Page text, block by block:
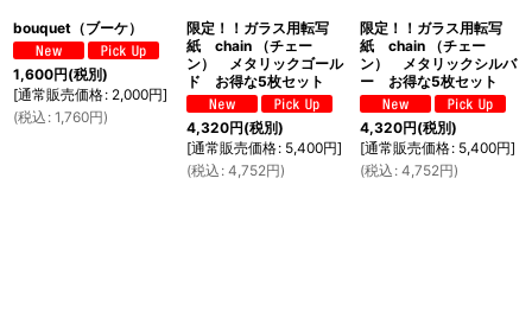
bouquet（ブーケ）
1,600円(税別)
[通常販売価格: 2,000円]
(税込 : 1,760円)
限定！！ガラス用転写
紙 chain （チェー
ン） メタリックゴール
ド お得な5枚セット
4,320円(税別)
[通常販売価格: 5,400円]
(税込 : 4,752円)
限定！！ガラス用転写
紙 chain （チェー
ン） メタリックシルバ
ー お得な5枚セット
4,320円(税別)
[通常販売価格: 5,400円]
(税込 : 4,752円)